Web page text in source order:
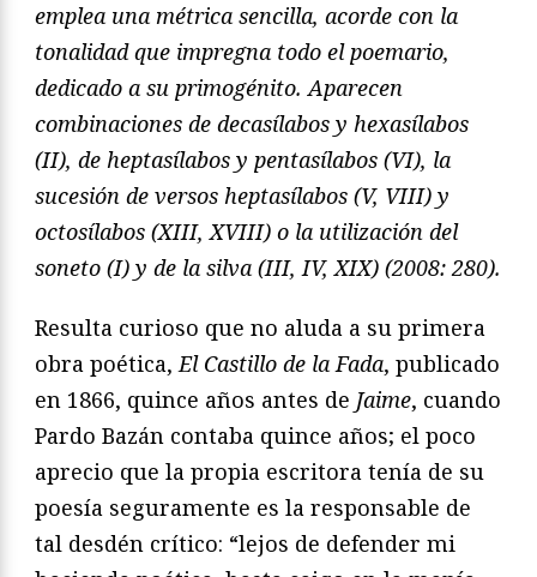
emplea una métrica sencilla, acorde con la
tonalidad que impregna todo el poemario,
dedicado a su primogénito. Aparecen
combinaciones de decasílabos y hexasílabos
(II), de heptasílabos y pentasílabos (VI), la
sucesión de versos heptasílabos (V, VIII) y
octosílabos (XIII, XVIII) o la utilización del
soneto (I) y de la silva (III, IV, XIX) (2008: 280).
Resulta curioso que no aluda a su primera
obra poética,El Castillo de la Fada, publicado
en 1866, quince años antes de Jaime, cuando
Pardo Bazán contaba quince años; el poco
aprecio que la propia escritora tenía de su
poesía seguramente es la responsable de
tal desdén crítico: “lejos de defender mi